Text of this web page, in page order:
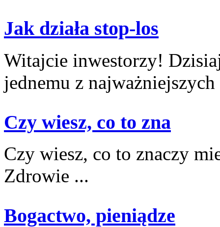
Jak działa stop-los
Witajcie inwestorzy!
jednemu z najważniejszych
Czy wiesz, co to zna
Czy wiesz, co to znaczy
Zdrowie ...
Bogactwo, pieniądze